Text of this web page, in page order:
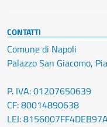
CONTATTI
Comune di Napoli
Palazzo San Giacomo,
P. IVA: 01207650639
CF: 80014890638
LEI: